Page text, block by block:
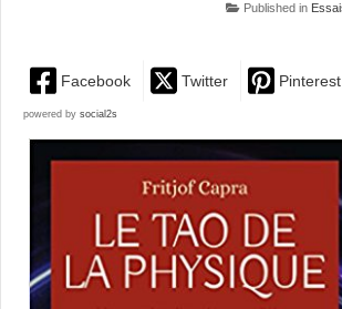
Published in
Facebook Twitter Pinterest
powered by social2s